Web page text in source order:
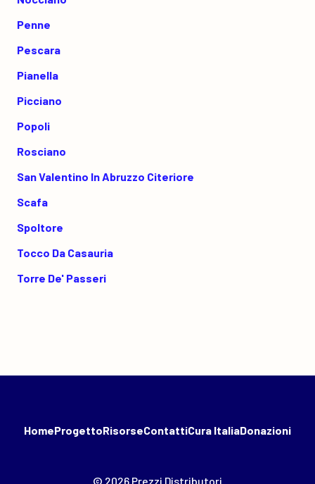
Penne
Pescara
Pianella
Picciano
Popoli
Rosciano
San Valentino In Abruzzo Citeriore
Scafa
Spoltore
Tocco Da Casauria
Torre De' Passeri
HomeProgettoRisorseContattiCura ItaliaDonazioni
© 2026 Prezzi Distributori